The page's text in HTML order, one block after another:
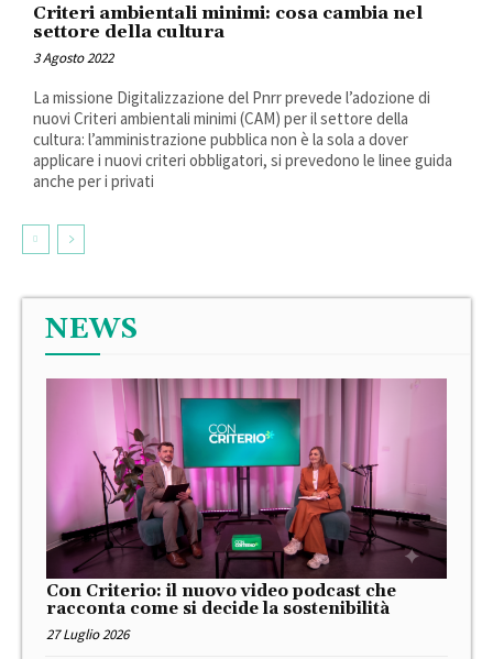
Criteri ambientali minimi: cosa cambia nel
settore della cultura
3 Agosto 2022
La missione Digitalizzazione del Pnrr prevede l’adozione di
nuovi Criteri ambientali minimi (CAM) per il settore della
cultura: l’amministrazione pubblica non è la sola a dover
applicare i nuovi criteri obbligatori, si prevedono le linee guida
anche per i privati
NEWS
Con Criterio: il nuovo video podcast che
racconta come si decide la sostenibilità
27 Luglio 2026